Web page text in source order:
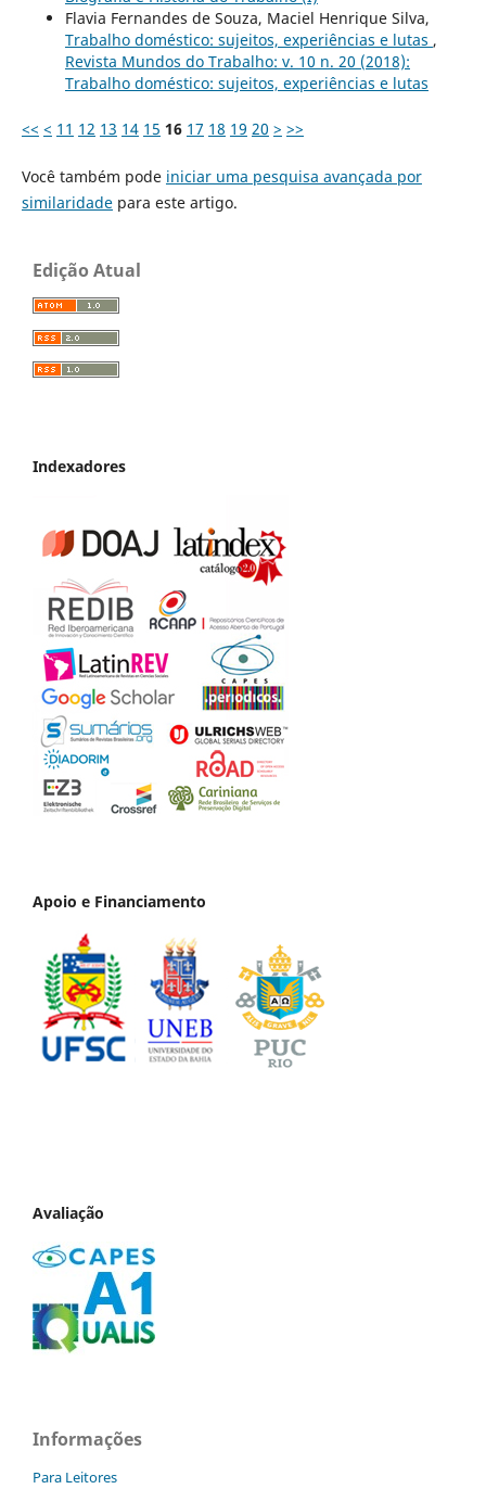
Flavia Fernandes de Souza, Maciel Henrique Silva,
Trabalho doméstico: sujeitos, experiências e lutas ,
Revista Mundos do Trabalho: v. 10 n. 20 (2018):
Trabalho doméstico: sujeitos, experiências e lutas
<< < 11 12 13 14 15 16 17 18 19 20 > >>
Você também pode iniciar uma pesquisa avançada por
similaridadepara este artigo.
Edição Atual
Indexadores
Apoio e Financiamento
Avaliação
Informações
Para Leitores